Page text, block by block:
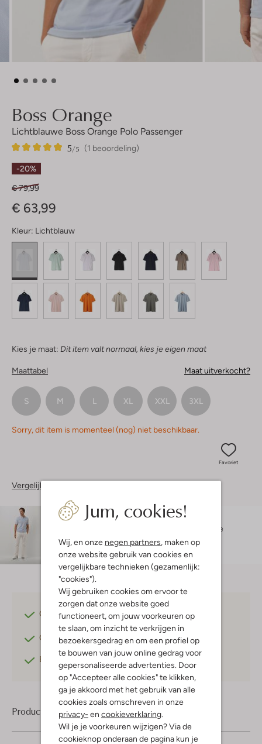
Jum, cookies!
Wij, en onze negen partners, maken op
onze website gebruik van cookies en
vergelijkbare technieken (gezamenlijk:
"cookies").
Wij gebruiken cookies om ervoor te
zorgen dat onze website goed
functioneert, om jouw voorkeuren op
te slaan, om inzicht te verkrijgen in
bezoekersgedrag en om een profiel op
te bouwen van jouw online gedrag voor
gepersonaliseerde advertenties. Door
op "Accepteer alle cookies" te klikken,
ga je akkoord met het gebruik van alle
cookies zoals omschreven in onze
privacy- en cookieverklaring.
Wil je je voorkeuren wijzigen? Via de
cookieknop onderaan de pagina kun je
Boss Orange
Lichtblauwe Boss Orange Polo Passenger
(1 beoordeling)
5/5
1
5
Sterren
-20%
€ 79,99
€ 63,99
Kleur: Lichtblauw
Kies je maat: Dit item valt normaal, kies je eigen maat
Maattabel Maat uitverkocht?
S M L XL XXL 3XL
Sorry, dit item is momenteel (nog) niet beschikbaar.
Favoriet
Vergelijkbare items
Maatadvies
De
pasvorm isregular fit
Gratis verzendingvanaf €75,-
Gratis retournerenbinnen 30 dagen*
Betaal achteraf met Klarna
Product informatie